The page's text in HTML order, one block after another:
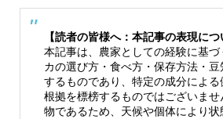
【読者の皆様へ：本記事の表現につ
本記事は、農家としての経験に基づ
カの選び方・食べ方・保存方法・
するものであり、特定の成分によ
根拠を標榜するものではございま
物であるため、天候や個体により